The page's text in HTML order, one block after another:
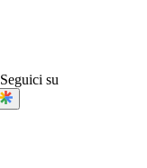
Seguici su